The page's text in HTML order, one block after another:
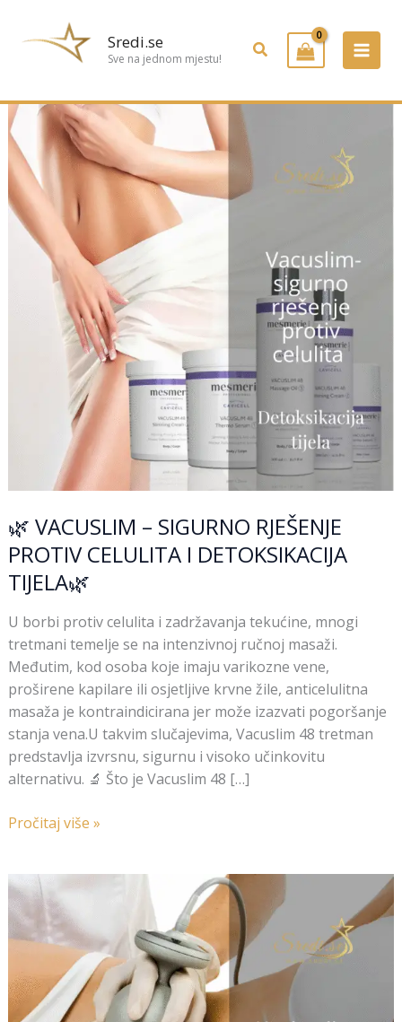
Sredi.se
Sve na jednom mjestu! Pretraživanje
🌿 VACUSLIM – SIGURNO RJEŠENJE
PROTIV CELULITA I DETOKSIKACIJA
TIJELA🌿
U borbi protiv celulita i zadržavanja tekućine, mnogi
tretmani temelje se na intenzivnoj ručnoj masaži.
Međutim, kod osoba koje imaju varikozne vene,
proširene kapilare ili osjetljive krvne žile, anticelulitna
masaža je kontraindicirana jer može izazvati pogoršanje
stanja vena.U takvim slučajevima, Vacuslim 48 tretman
predstavlja izvrsnu, sigurnu i visoko učinkovitu
alternativu. 🔬 Što je Vacuslim 48 […]
🌿
VACUSLIM
–
SIGURNO
RJEŠENJE
PROTIV
CELULITA
DETOKSIKACIJA
Pročitaj više »
💎
Kavitacija
–
neinvazivni
tretman
za